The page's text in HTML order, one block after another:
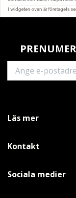
Läs mer
Kontakt
Sociala medier